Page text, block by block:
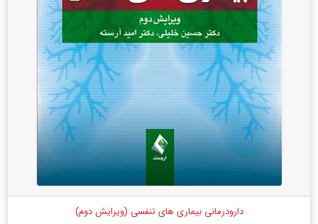
دارودرمانی بیماری های تنفسی (ویرایش دوم)